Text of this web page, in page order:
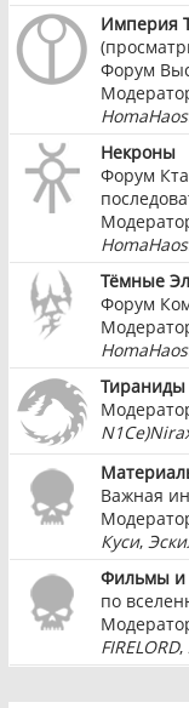
Империя
Форум
Некроны
Форум
Тёмные
Форум
Тираниды
Важная
Куси,
Фильмы и
по
FIRELORD,